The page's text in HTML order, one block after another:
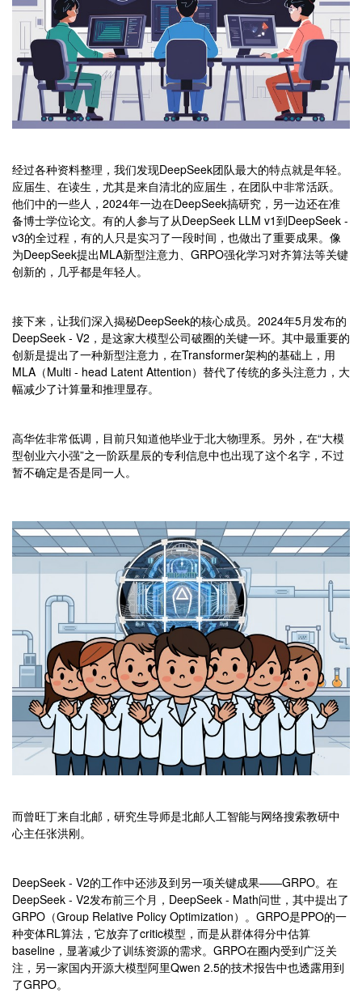
经过各种资料整理，我们发现DeepSeek团队最大的特点就是年轻。
应届生、在读生，尤其是来自清北的应届生，在团队中非常活跃。
他们中的一些人，2024年一边在DeepSeek搞研究，另一边还在准
备博士学位论文。有的人参与了从DeepSeek LLM v1到DeepSeek -
v3的全过程，有的人只是实习了一段时间，也做出了重要成果。像
为DeepSeek提出MLA新型注意力、GRPO强化学习对齐算法等关键
创新的，几乎都是年轻人。
接下来，让我们深入揭秘DeepSeek的核心成员。2024年5月发布的
DeepSeek - V2，是这家大模型公司破圈的关键一环。其中最重要的
创新是提出了一种新型注意力，在Transformer架构的基础上，用
MLA（Multi - head Latent Attention）替代了传统的多头注意力，大
幅减少了计算量和推理显存。
高华佐非常低调，目前只知道他毕业于北大物理系。另外，在“大模
型创业六小强”之一阶跃星辰的专利信息中也出现了这个名字，不过
暂不确定是否是同一人。
而曾旺丁来自北邮，研究生导师是北邮人工智能与网络搜索教研中
心主任张洪刚。
DeepSeek - V2的工作中还涉及到另一项关键成果——GRPO。在
DeepSeek - V2发布前三个月，DeepSeek - Math问世，其中提出了
GRPO（Group Relative Policy Optimization）。GRPO是PPO的一
种变体RL算法，它放弃了critic模型，而是从群体得分中估算
baseline，显著减少了训练资源的需求。GRPO在圈内受到广泛关
注，另一家国内开源大模型阿里Qwen 2.5的技术报告中也透露用到
了GRPO。